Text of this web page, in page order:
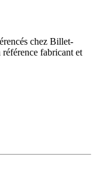
chez Billet-
fabricant et